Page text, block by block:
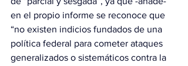
en el propio informe se reconoce que
“no existen indicios fundados de una
política federal para cometer ataques
generalizados o sistemáticos contra la